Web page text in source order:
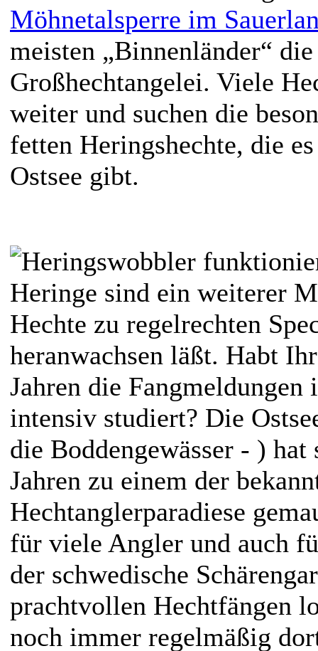
Möhnetalsperre im
meisten „Binnenländer“
Großhechtangelei. Viele
weiter und suchen die
fetten Heringshechte, die
Ostsee gibt.
Heringe sind ein weiterer
Hechte zu regelrechten
heranwachsen läßt. Habt
Jahren die Fangmeldungen
intensiv studiert? Die
die Boddengewässer - )
Jahren zu einem der
Hechtanglerparadiese
für viele Angler und auch
der schwedische
prachtvollen Hechtfängen
noch immer regelmäßig